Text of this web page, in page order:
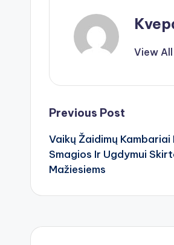
View
Post
navigation
Previous Post
Vaikų Žaidimų Kambariai
Smagios Ir Ugdymui
Mažiesiems